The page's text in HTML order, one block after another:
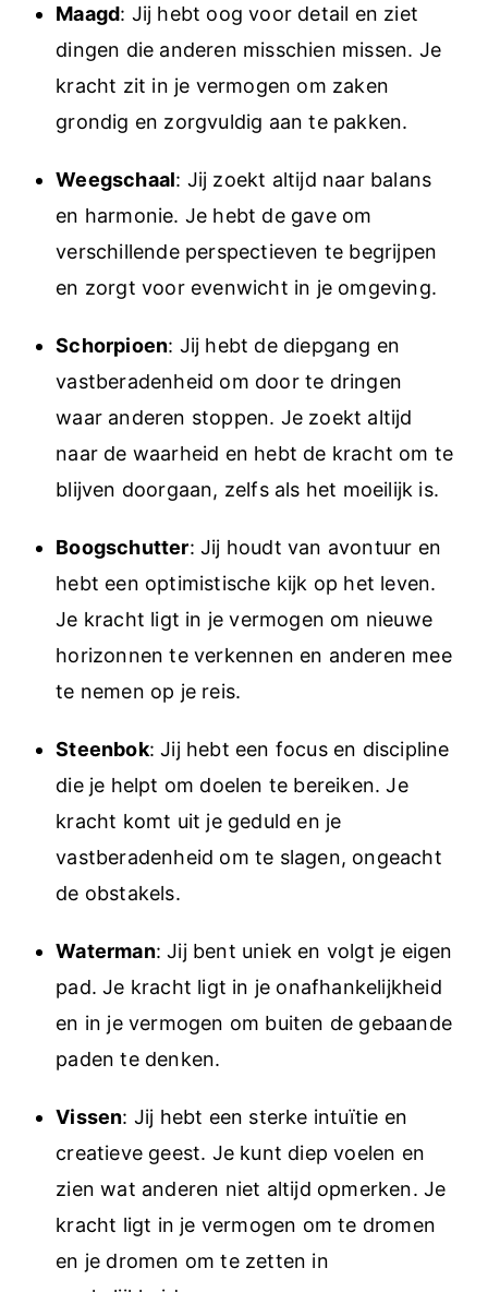
Maagd: Jij hebt oog voor detail en ziet
dingen die anderen misschien missen. Je
kracht zit in je vermogen om zaken
grondig en zorgvuldig aan te pakken.
Weegschaal: Jij zoekt altijd naar balans
en harmonie. Je hebt de gave om
verschillende perspectieven te begrijpen
en zorgt voor evenwicht in je omgeving.
Schorpioen: Jij hebt de diepgang en
vastberadenheid om door te dringen
waar anderen stoppen. Je zoekt altijd
naar de waarheid en hebt de kracht om te
blijven doorgaan, zelfs als het moeilijk is.
Boogschutter: Jij houdt van avontuur en
hebt een optimistische kijk op het leven.
Je kracht ligt in je vermogen om nieuwe
horizonnen te verkennen en anderen mee
te nemen op je reis.
Steenbok: Jij hebt een focus en discipline
die je helpt om doelen te bereiken. Je
kracht komt uit je geduld en je
vastberadenheid om te slagen, ongeacht
de obstakels.
Waterman: Jij bent uniek en volgt je eigen
pad. Je kracht ligt in je onafhankelijkheid
en in je vermogen om buiten de gebaande
paden te denken.
Vissen: Jij hebt een sterke intuïtie en
creatieve geest. Je kunt diep voelen en
zien wat anderen niet altijd opmerken. Je
kracht ligt in je vermogen om te dromen
en je dromen om te zetten in